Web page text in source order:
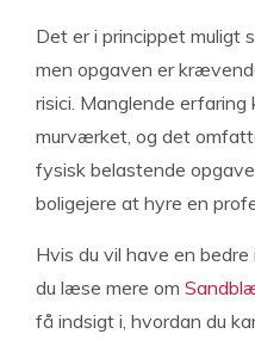
Det er i princippet muligt
men opgaven er
risici. Manglende erfaring
murværket, og det
fysisk belastende
boligejere at hyre en
Hvis du vil have en
du læse mere om
få indsigt i, hvordan du